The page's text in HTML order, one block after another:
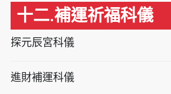
十二.補運祈福科儀
探元辰宮科儀
進財補運科儀